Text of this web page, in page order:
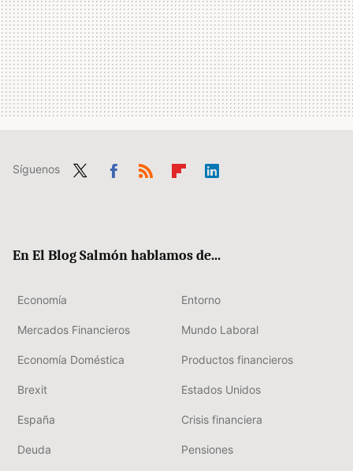
Síguenos
En El Blog Salmón hablamos de...
Economía Entorno
Mercados Financieros Mundo Laboral
Economía Doméstica Productos financieros
Brexit Estados Unidos
España Crisis financiera
Deuda Pensiones